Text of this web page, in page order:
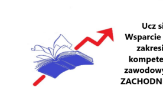
GALERIA
SĄD ARBITRAŻOWY